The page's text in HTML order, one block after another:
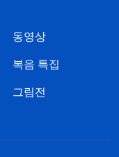
동영상
복음 특집
그림전